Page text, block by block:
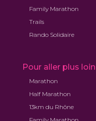
Family Marathon
Trails
Rando Solidaire
Pour aller plus loin
Marathon
Half Marathon
13km du Rhône